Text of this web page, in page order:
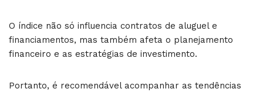
O índice não só influencia contratos de aluguel e
financiamentos, mas também afeta o planejamento
financeiro e as estratégias de investimento.
Portanto, é recomendável acompanhar as tendências